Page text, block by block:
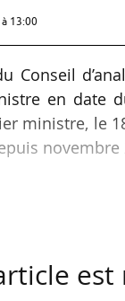
13:00
Conseil
en date
ministre, le
novembre